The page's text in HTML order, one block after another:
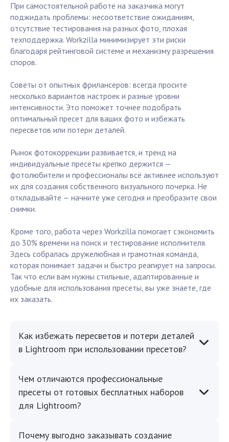
При самостоятельной работе на заказчика могут
поджидать проблемы: несоответствие ожиданиям,
отсутствие тестирования на разных фото, плохая
техподдержка. Workzilla минимизирует эти риски
благодаря рейтинговой системе и механизму разрешения
споров.
Советы от опытных фрилансеров: всегда просите
несколько вариантов настроек и разные уровни
интенсивности. Это поможет точнее подобрать
оптимальный пресет для ваших фото и избежать
пересветов или потери деталей.
Рынок фотокоррекции развивается, и тренд на
индивидуальные пресеты крепко держится —
фотолюбители и профессионалы всё активнее используют
их для создания собственного визуального почерка. Не
откладывайте — начните уже сегодня и преобразите свои
снимки.
Кроме того, работа через Workzilla помогает сэкономить
до 30% времени на поиск и тестирование исполнителя.
Здесь собралась дружелюбная и грамотная команда,
которая понимает задачи и быстро реагирует на запросы.
Так что если вам нужны стильные, адаптированные и
удобные для использования пресеты, вы уже знаете, где
их заказать.
Как избежать пересветов и потери деталей
в Lightroom при использовании пресетов?
Чем отличаются профессиональные
пресеты от готовых бесплатных наборов
для Lightroom?
Почему выгодно заказывать создание